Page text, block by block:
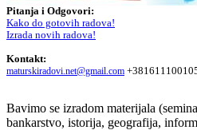
Pitanja i Odgovori:
Kako do gotovih radova!
Izrada novih radova!
Kontakt:
maturskiradovi.net@gmail.com
Bavimo se izradom materijala
bankarstvo, istorija, geografija,